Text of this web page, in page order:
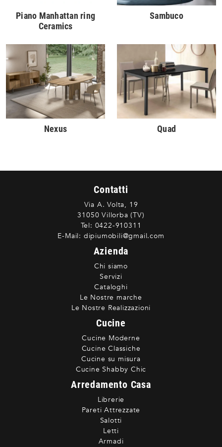
Piano Manhattan ring
Ceramics
Sambuco
Nexus Quad
Contatti
Via A. Volta, 19
31050 Villorba (TV)
Tel: 0422-910311
E-Mail: dipiumobili@gmail.com
Azienda
Chi siamo
Servizi
Cataloghi
Le Nostre marche
Le Nostre Realizzazioni
Cucine
Cucine Moderne
Cucine Classiche
Cucine su misura
Cucine Shabby Chic
Arredamento Casa
Librerie
Pareti Attrezzate
Salotti
Letti
Armadi